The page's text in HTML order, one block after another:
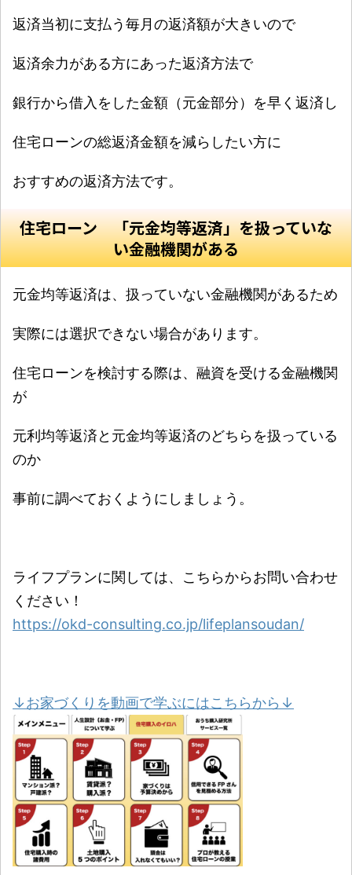
返済当初に支払う毎月の返済額が大きいので
返済余力がある方にあった返済方法で
銀行から借入をした金額（元金部分）を早く返済し
住宅ローンの総返済金額を減らしたい方に
おすすめの返済方法です。
住宅ローン 「元金均等返済」を扱っていな
い金融機関がある
元金均等返済は、扱っていない金融機関があるため
実際には選択できない場合があります。
住宅ローンを検討する際は、融資を受ける金融機関
が
元利均等返済と元金均等返済のどちらを扱っている
のか
事前に調べておくようにしましょう。
ライフプランに関しては、こちらからお問い合わせ
ください！
https://okd-consulting.co.jp/lifeplansoudan/
↓お家づくりを動画で学ぶにはこちらから↓